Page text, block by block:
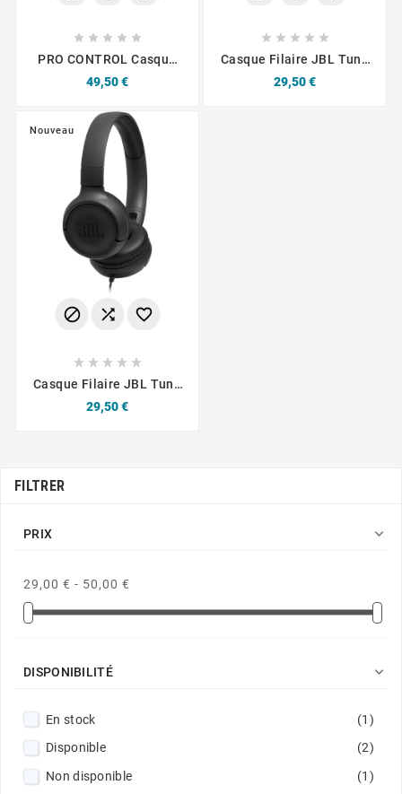
    
PRO CONTROL Casque
Microphone PS4, XBOX
Lite Et PC
Prix
49,50 €
    
Casque Filaire JBL Tune
Prix
29,50 €
Nouveau
  
    
Casque Filaire JBL Tune
Prix
29,50 €
FILTRER
PRIX 
29,00 € - 50,00 €
DISPONIBILITÉ 
En stock
(1)
Disponible
(2)
Non disponible
(1)